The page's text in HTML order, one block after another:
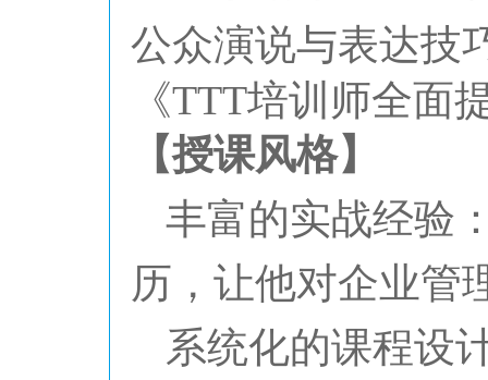
公众演说与表达技
《TTT培训师全面
【授课风格】
丰富的实战经验
历，让他对企业管
系统化的课程设